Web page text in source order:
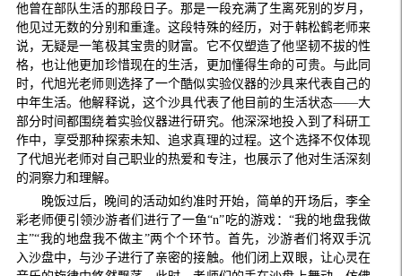
他曾在部队生活的那段日子。那是一段充满了生离死别的岁月，
他见过无数的分别和重逢。这段特殊的经历，对于韩松鹤老师来
说，无疑是一笔极其宝贵的财富。它不仅塑造了他坚韧不拔的性
格，也让他更加珍惜现在的生活，更加懂得生命的可贵。与此同
时，代旭光老师则选择了一个酷似实验仪器的沙具来代表自己的
中年生活。他解释说，这个沙具代表了他目前的生活状态——大
部分时间都围绕着实验仪器进行研究。他深深地投入到了科研工
作中，享受那种探索未知、追求真理的过程。这个选择不仅体现
了代旭光老师对自己职业的热爱和专注，也展示了他对生活深刻
的洞察力和理解。
晚饭过后，晚间的活动如约准时开始，简单的开场后，李全
彩老师便引领沙游者们进行了一鱼“n”吃的游戏：“我的地盘我做
主”“我的地盘我不做主”两个个环节。首先，沙游者们将双手沉
入沙盘中，与沙子进行了亲密的接触。他们闭上双眼，让心灵在